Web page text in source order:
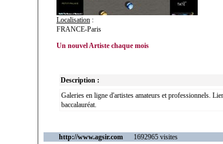
Localisation :
FRANCE-Paris
Un nouvel Artiste chaque mois
Description :
Galeries en ligne d'artistes amateurs et professionnels.
baccalauréat.
http://www.agsir.com 1692965 visites